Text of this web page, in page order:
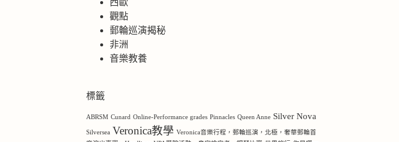
觀點
郵輪巡演揭秘
非洲
音樂教養
標籤
ABRSM Cunard Online-Performance grades Pinnacles Queen Anne Silver Nova
Silversea Veronica教學 Veronica音樂行程，郵輪巡演，北極，奢華郵輪首